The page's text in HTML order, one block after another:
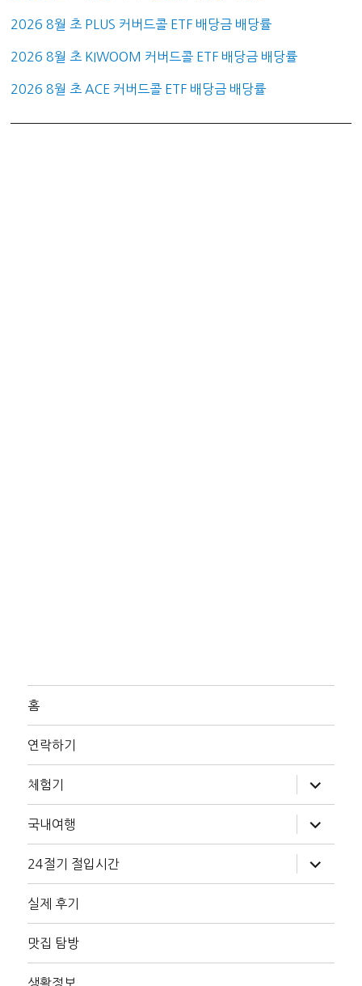
2026 8월 초 PLUS 커버드콜 ETF 배당금 배당률
2026 8월 초 KIWOOM 커버드콜 ETF 배당금 배당률
2026 8월 초 ACE 커버드콜 ETF 배당금 배당률
홈
연락하기
체험기
위
메
확
장
국내여행
위
메
확
장
24절기 절입시간
위
메
장
실제 후기
맛집 탐방
생활정보